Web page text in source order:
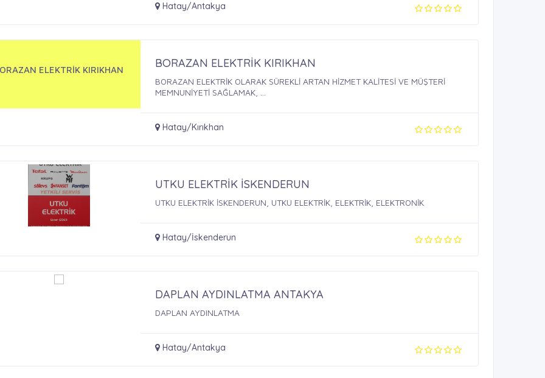
Hatay/Antakya
ELEKTRİK KIRIKHAN BORAZAN ELEKTRİK KIRIKHAN
BORAZAN ELEKTRİK OLARAK SÜREKLİ ARTAN HİZMET KALİTESİ VE MÜŞTERİ
MEMNUNİYETİ SAĞLAMAK, ...
Hatay/Kırıkhan
UTKU ELEKTRİK İSKENDERUN
UTKU ELEKTRİK İSKENDERUN, UTKU ELEKTRİK, ELEKTRİK, ELEKTRONİK
Hatay/İskenderun
DAPLAN AYDINLATMA ANTAKYA
DAPLAN AYDINLATMA
Hatay/Antakya